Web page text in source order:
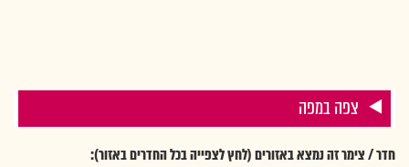
צפה במפה
חדר / צימר זה נמצא באזורים (לחץ לצפייה בכל החדרים באזור):